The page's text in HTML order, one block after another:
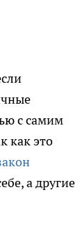
с самим
как это
а другие